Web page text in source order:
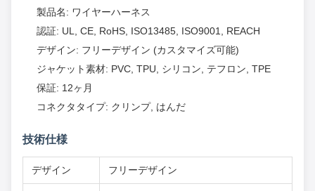
製品名: ワイヤーハーネス
認証: UL, CE, RoHS, ISO13485, ISO9001, REACH
デザイン: フリーデザイン (カスタマイズ可能)
ジャケット素材: PVC, TPU, シリコン, テフロン, TPE
保証: 12ヶ月
コネクタタイプ: クリンプ, はんだ
技術仕様
デザイン フリーデザイン